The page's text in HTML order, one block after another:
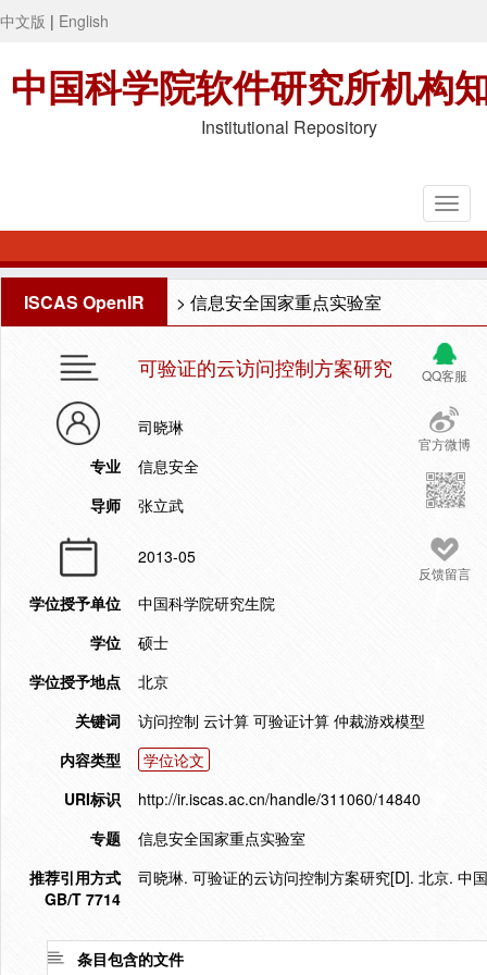
中文版 | English
中国科学院软件研究所机构
Institutional Repository
ISCAS OpenIR > 信息安全国家重点实验室
QQ客服
官方微博
反馈留言
可验证的云访问控制方案研究
司晓琳
专业
信息安全
导师
张立武
2013-05
学位授予单位
中国科学院研究生院
学位
硕士
学位授予地点
北京
关键词
访问控制 云计算 可验证计算 仲裁游戏模型
内容类型
学位论文
URI标识
http://ir.iscas.ac.cn/handle/311060/14840
专题
信息安全国家重点实验室
推荐引用方式
GB/T 7714
司晓琳. 可验证的云访问控制方案研究[D]. 北京. 中
条目包含的文件